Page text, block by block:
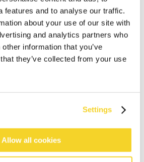
features and to analyse our traffic.
about your use of our site with
and analytics partners who
information that you’ve
they’ve collected from your use
Settings
Allow all cookies
für Bestellungen über 50€
strukturiertem Stoff
Polsterung
den Körbchen
nach hinten, können je nach